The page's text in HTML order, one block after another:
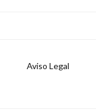
Aviso Legal